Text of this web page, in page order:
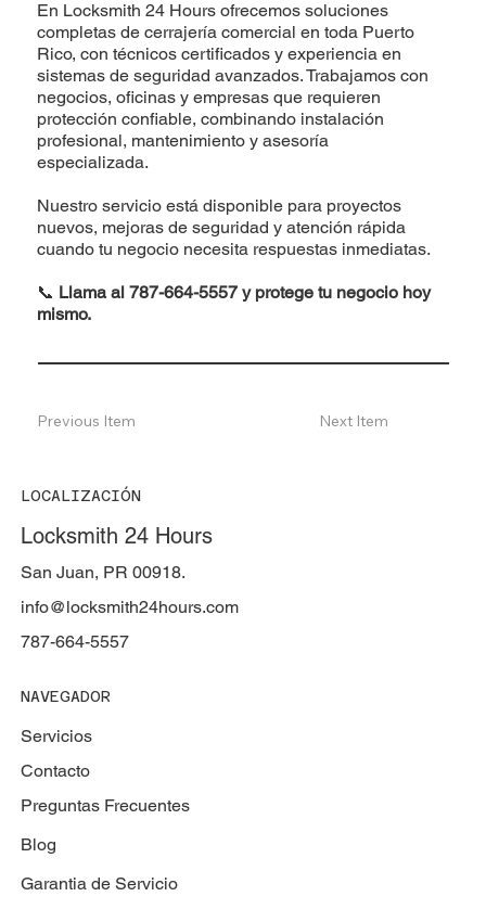
En Locksmith 24 Hours ofrecemos soluciones
completas de cerrajería comercial en toda Puerto
Rico, con técnicos certificados y experiencia en
sistemas de seguridad avanzados. Trabajamos con
negocios, oficinas y empresas que requieren
protección confiable, combinando instalación
profesional, mantenimiento y asesoría
especializada.
Nuestro servicio está disponible para proyectos
nuevos, mejoras de seguridad y atención rápida
cuando tu negocio necesita respuestas inmediatas.
📞 Llama al 787-664-5557 y protege tu negocio hoy
mismo.
Previous Item Next Item
LOCALIZACIÓN
Locksmith 24 Hours
San Juan, PR 00918.
787-664-5557
info@locksmith24hours.com
NAVEGADOR
Servicios
Contacto
Preguntas Frecuentes
Blog
Garantia de Servicio